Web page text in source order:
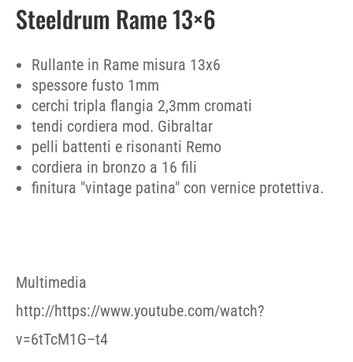
Steeldrum Rame 13×6
Rullante in Rame misura 13x6
spessore fusto 1mm
cerchi tripla flangia 2,3mm cromati
tendi cordiera mod. Gibraltar
pelli battenti e risonanti Remo
cordiera in bronzo a 16 fili
finitura "vintage patina" con vernice protettiva.
Multimedia
http://https://www.youtube.com/watch?
v=6tTcM1G–t4